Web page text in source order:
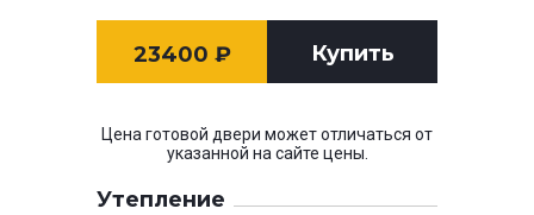
23400 ₽ Купить
Цена готовой двери может отличаться от
указанной на сайте цены.
Утепление